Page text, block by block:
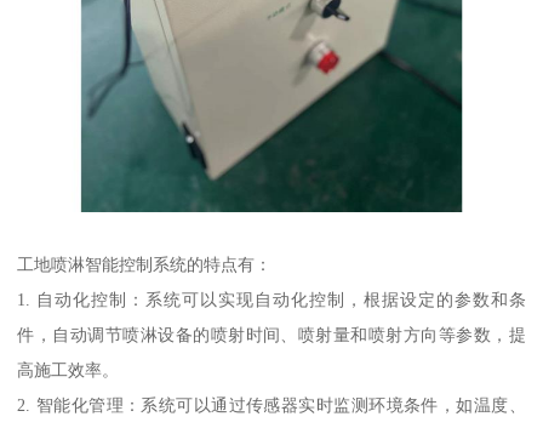
工地喷淋智能控制系统的特点有：
1. 自动化控制：系统可以实现自动化控制，根据设定的参数和条
件，自动调节喷淋设备的喷射时间、喷射量和喷射方向等参数，提
高施工效率。
2. 智能化管理：系统可以通过传感器实时监测环境条件，如温度、